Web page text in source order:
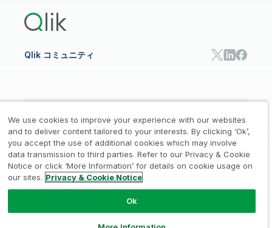
Qlik コミュニティ
法的規約 / プライバシーとクッキー通知 / 商標 /
Trust / 利用規約 / 個人情報取り扱い申請
© 1993-2026 QlikTech International
AB, All Rights Reserved
We use cookies to improve your experience with our websites
and to deliver content tailored to your interests. By clicking ‘Ok’,
you accept the use of additional cookies which may involve
data transmission to third parties. Refer to our Privacy & Cookie
Notice or click ‘More Information’ for details on cookie usage on
our sites. Privacy & Cookie Notice
Ok